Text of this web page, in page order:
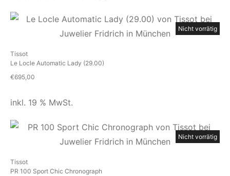
Nicht vorrätig
Tissot
Le Locle Automatic Lady (29.00)
€695,00
inkl. 19 % MwSt.
Nicht vorrätig
Tissot
PR 100 Sport Chic Chronograph